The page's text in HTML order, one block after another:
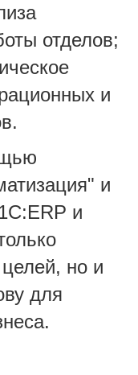
отделов;
и
и
и
но и
для